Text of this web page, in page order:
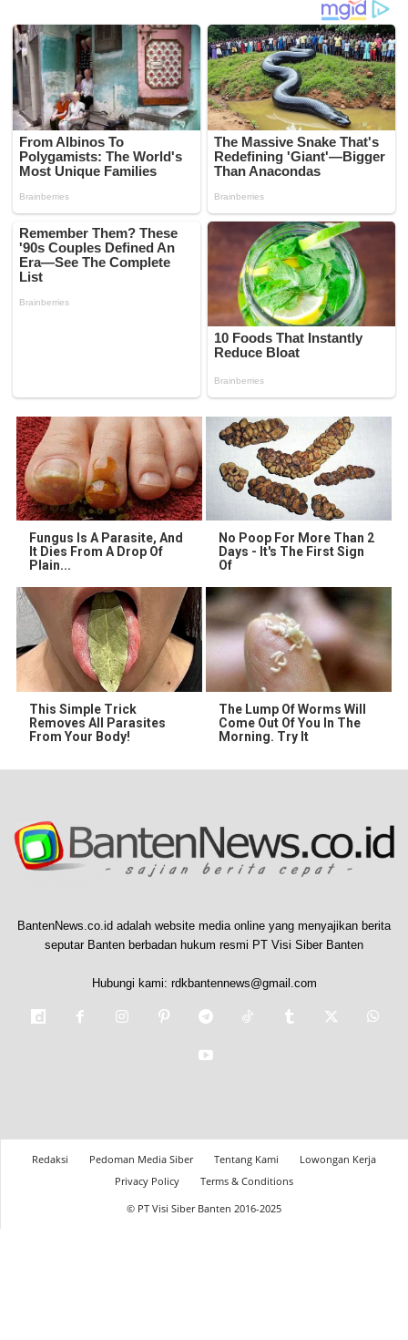
Fungus Is A Parasite, And
It Dies From A Drop Of
Plain...
No Poop For More Than 2
Days - It's The First Sign
Of
This Simple Trick
Removes All Parasites
From Your Body!
The Lump Of Worms Will
Come Out Of You In The
Morning. Try It
BantenNews.co.id adalah website media online yang menyajikan berita
seputar Banten berbadan hukum resmi PT Visi Siber Banten
Hubungi kami: rdkbantennews@gmail.com
Redaksi Pedoman Media Siber Tentang Kami
Lowongan Kerja
Privacy Policy
Terms & Conditions
© PT Visi Siber Banten 2016-2025